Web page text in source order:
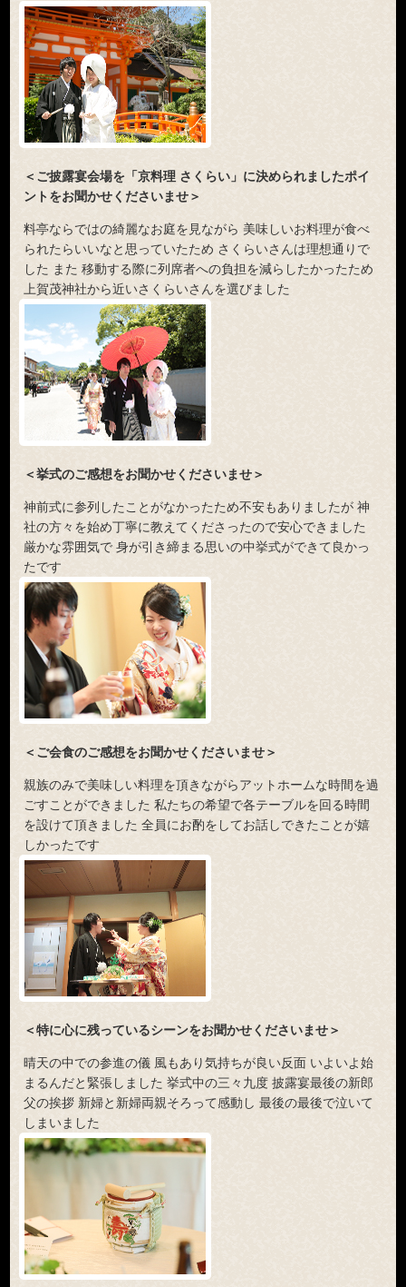
＜ご披露宴会場を「京料理 さくらい」に決められましたポイ
ントをお聞かせくださいませ＞
料亭ならではの綺麗なお庭を見ながら 美味しいお料理が食べ
られたらいいなと思っていたため さくらいさんは理想通りで
した また 移動する際に列席者への負担を減らしたかったため
上賀茂神社から近いさくらいさんを選びました
＜挙式のご感想をお聞かせくださいませ＞
神前式に参列したことがなかったため不安もありましたが 神
社の方々を始め丁寧に教えてくださったので安心できました
厳かな雰囲気で 身が引き締まる思いの中挙式ができて良かっ
たです
＜ご会食のご感想をお聞かせくださいませ＞
親族のみで美味しい料理を頂きながらアットホームな時間を過
ごすことができました 私たちの希望で各テーブルを回る時間
を設けて頂きました 全員にお酌をしてお話しできたことが嬉
しかったです
＜特に心に残っているシーンをお聞かせくださいませ＞
晴天の中での参進の儀 風もあり気持ちが良い反面 いよいよ始
まるんだと緊張しました 挙式中の三々九度 披露宴最後の新郎
父の挨拶 新婦と新婦両親そろって感動し 最後の最後で泣いて
しまいました